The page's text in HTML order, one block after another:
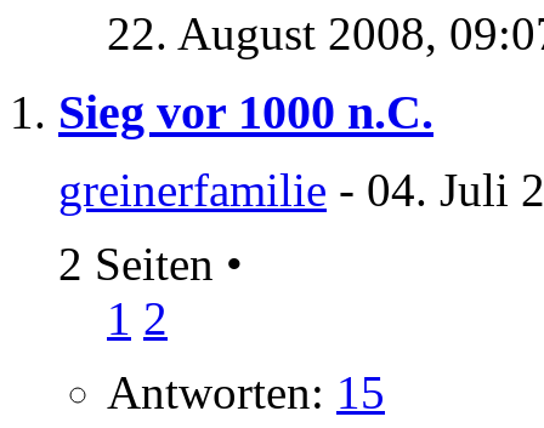
22. August 2008,
Sieg vor 1000 n.C.
greinerfamilie - 04. Juli
2 Seiten •
1 2
Antworten: 15